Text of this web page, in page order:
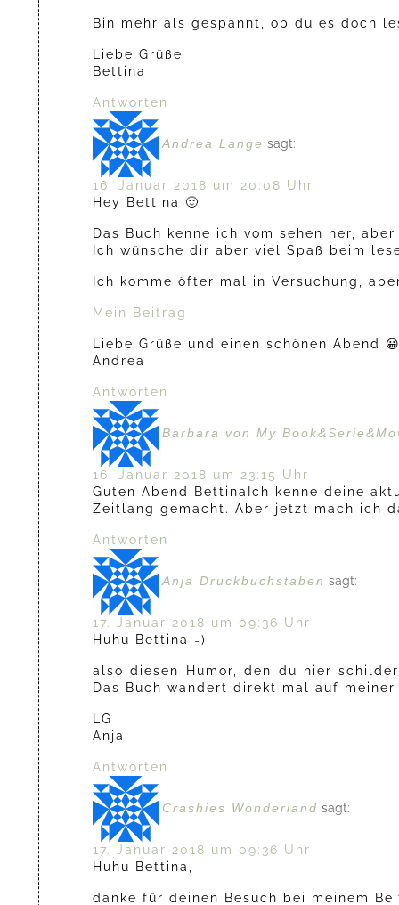
Bin mehr als gespannt, ob du es doch
Liebe Grüße
Bettina
Antworten
Andrea Lange sagt:
16. Januar 2018 um 20:08 Uhr
Hey Bettina 🙂
Das Buch kenne ich vom sehen her,
Ich wünsche dir aber viel Spaß beim
Ich komme öfter mal in Versuchung,
Mein Beitrag
Liebe Grüße und einen schönen Abend
Andrea
Antworten
Barbara von My
16. Januar 2018 um 23:15 Uhr
Guten Abend BettinaIch kenne deine
Zeitlang gemacht. Aber jetzt mach ich
Antworten
Anja Druckbuchstaben sagt:
17. Januar 2018 um 09:36 Uhr
Huhu Bettina =)
also diesen Humor, den du hier
Das Buch wandert direkt mal auf meiner
LG
Anja
Antworten
Crashies Wonderland sagt:
17. Januar 2018 um 09:36 Uhr
Huhu Bettina,
danke für deinen Besuch bei meinem